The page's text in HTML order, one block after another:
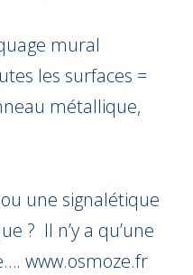
mural
les surfaces =
métallique,
une signalétique
? Il n’y a qu’une
www.osmoze.fr